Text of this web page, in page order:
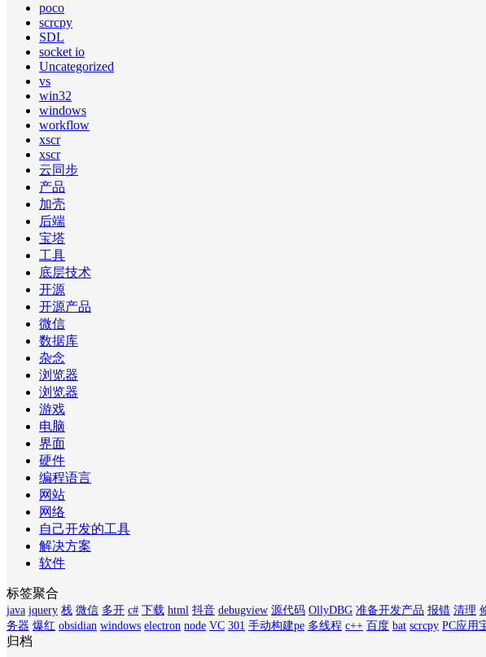
poco
scrcpy
SDL
socket io
Uncategorized
vs
win32
windows
workflow
xscr
xscr
云同步
产品
加壳
后端
宝塔
工具
底层技术
开源
开源产品
微信
数据库
杂念
浏览器
浏览器
游戏
电脑
界面
硬件
编程语言
网站
网络
自己开发的工具
解决方案
软件
标签聚合
java jquery 栈 微信 多开 c# 下载 html 抖音 debugview 源代码 OllyDBG 准备开发产品 报错 清理
务器 爆红 obsidian windows electron node VC 301 手动构建pe 多线程 c++ 百度 bat scrcpy PC应用
归档